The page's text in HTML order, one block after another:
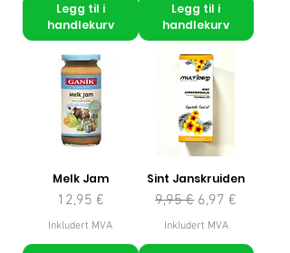
Legg til i
handlekurv
Legg til i
handlekurv
Melk Jam
Pris
12,95 €
Inkludert MVA
Sint Janskruiden
Vanlig pris
9,95 € Salgspris
6,97 €
Inkludert MVA